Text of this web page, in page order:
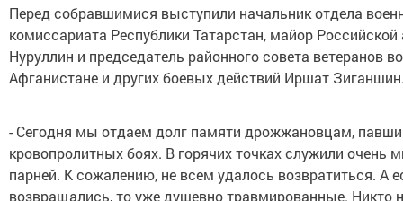
Перед собравшимися выступили начальник отдела
комиссариата Республики Татарстан, майор
Нуруллин и председатель районного совета ветеранов
Афганистане и других боевых действий Иршат
- Сегодня мы отдаем долг памяти дрожжановцам,
кровопролитных боях. В горячих точках служили очень
парней. К сожалению, не всем удалось возвратиться. А
возвращались, то уже душевно травмированные. Никто